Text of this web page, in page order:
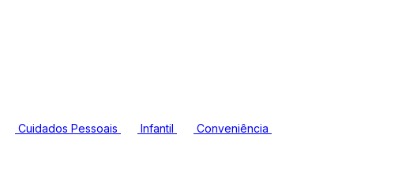
Cuidados Pessoais Infantil Conveniência